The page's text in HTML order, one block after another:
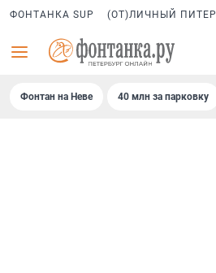
ФОНТАНКА SUP (ОТ)ЛИЧНЫЙ ПИТЕР
Фонтан на Неве 40 млн за парковку